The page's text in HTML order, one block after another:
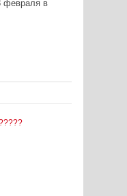
февраля в